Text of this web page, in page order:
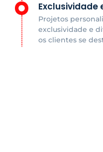
Exclusividade
Projetos
exclusividade e
os clientes se